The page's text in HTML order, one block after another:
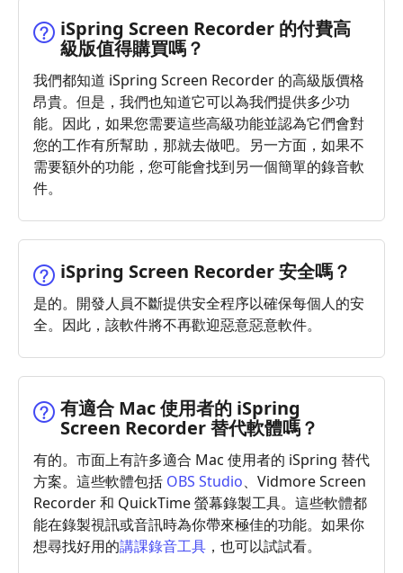
iSpring Screen Recorder 的付費高
級版值得購買嗎？
我們都知道 iSpring Screen Recorder 的高級版價格
昂貴。但是，我們也知道它可以為我們提供多少功
能。因此，如果您需要這些高級功能並認為它們會對
您的工作有所幫助，那就去做吧。另一方面，如果不
需要額外的功能，您可能會找到另一個簡單的錄音軟
件。
iSpring Screen Recorder 安全嗎？
是的。開發人員不斷提供安全程序以確保每個人的安
全。因此，該軟件將不再歡迎惡意惡意軟件。
有適合 Mac 使用者的 iSpring
Screen Recorder 替代軟體嗎？
有的。市面上有許多適合 Mac 使用者的 iSpring 替代
方案。這些軟體包括 OBS Studio、Vidmore Screen
Recorder 和 QuickTime 螢幕錄製工具。這些軟體都
能在錄製視訊或音訊時為你帶來極佳的功能。如果你
想尋找好用的講課錄音工具 ，也可以試試看。